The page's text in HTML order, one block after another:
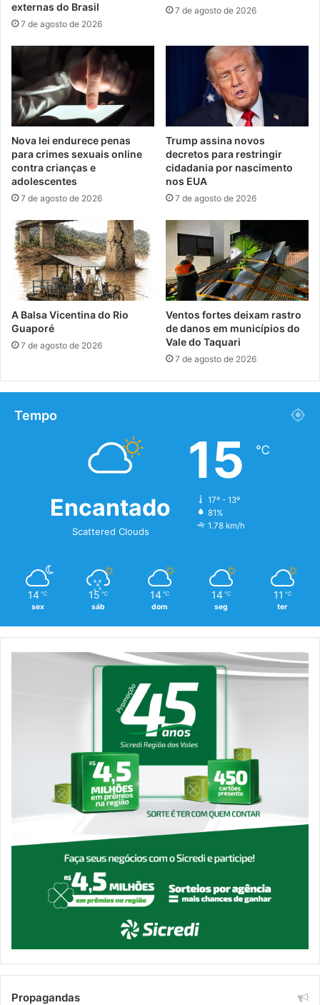
externas do Brasil
7 de agosto de 2026
7 de agosto de 2026
Nova lei endurece penas
para crimes sexuais online
contra crianças e
adolescentes
7 de agosto de 2026
Trump assina novos
decretos para restringir
cidadania por nascimento
nos EUA
7 de agosto de 2026
A Balsa Vicentina do Rio
Guaporé
7 de agosto de 2026
Ventos fortes deixam rastro
de danos em municípios do
Vale do Taquari
7 de agosto de 2026
Tempo
Encantado
Scattered Clouds
15 ℃
17º - 13º
81%
1.78 km/h
14 ℃
sex
15 ℃
sáb
14 ℃
dom
14 ℃
seg
11 ℃
ter
Propagandas